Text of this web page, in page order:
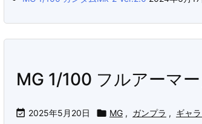
MG 1/100 フルアーマ
 2025年5月20日  MG , ガンプラ , ギャ